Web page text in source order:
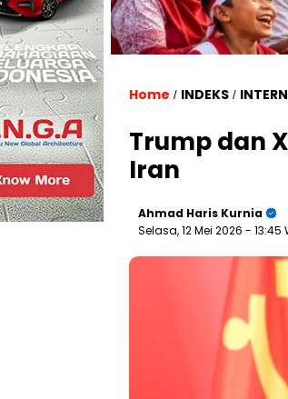
Home / INDEKS /
Trump dan
Iran
Ahmad Haris Kurnia
Selasa, 12 Mei 2026 - 13:45